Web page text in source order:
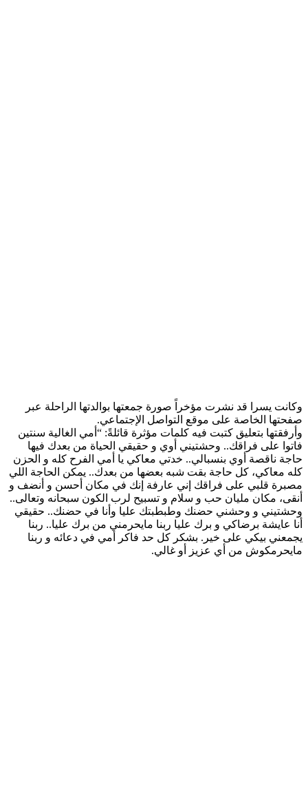
وكانت يسرا قد نشرت مؤخراً صورة جمعتها بوالدتها الراحلة عبر
صفحتها الخاصة على موقع التواصل الإجتماعي.
وأرفقتها بتعليق كتبت فيه كلمات مؤثرة قائلةً: “أمي الغالية سنتين
فاتوا على فراقك.. وحشتيني أوي و حقيقي الحياة من بعدك فيها
حاجة ناقصة أوي بنسبالي.. خدتي معاكي يا أمي الفرح كله و الحزن
كله معاكي، كل حاجة بقت شبه بعضها من بعدك.. يمكن الحاجة اللي
مصبرة قلبي على فراقك إني عارفة إنك في مكان أحسن و أنضف و
أنقى، مكان مليان حب و سلام و تسبيح لرب الكون سبحانه وتعالى..
وحشتيني و وحشني حضنك وطبطبتك عليا وأنا في حضنك.. حقيقي
أنا عايشة برضاكي و برك عليا ربنا مايحرمني من برك عليا.. ربنا
يجمعني بيكي على خير. بشكر كل حد فاكر أمي في دعائه و ربنا
مايحرمكوش من أي عزيز أو غالي.